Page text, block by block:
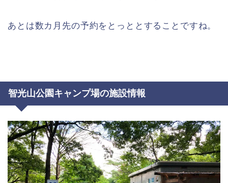
あとは数カ月先の予約をとっととすることですね。
智光山公園キャンプ場の施設情報